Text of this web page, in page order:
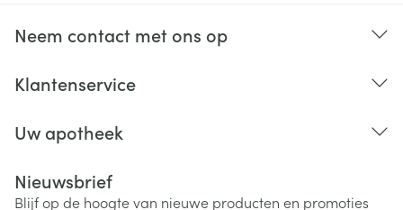
Neem contact met ons op
Klantenservice
Uw apotheek
Nieuwsbrief
Blijf op de hoogte van nieuwe producten en promoties